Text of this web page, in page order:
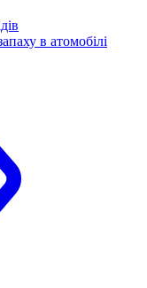
в атомобілі